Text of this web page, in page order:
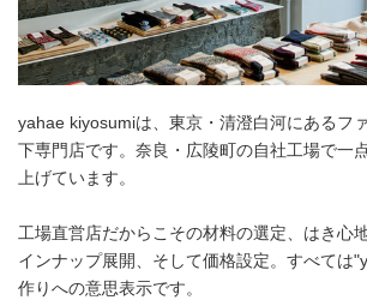
yahae kiyosumiは、東京・清澄白河にあるフ
下専門店です。奈良・広陵町の自社工場で一
上げています。
工場直営店だからこその材料の選定、はき心
インナップ展開、そして価格設定。すべては
作りへの意思表示です。